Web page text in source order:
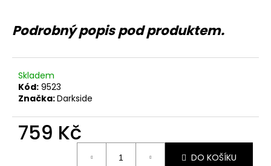
Podrobný popis pod produktem.
Skladem
Kód: 9523
Značka:Darkside
759 Kč
DO KOŠÍKU
e